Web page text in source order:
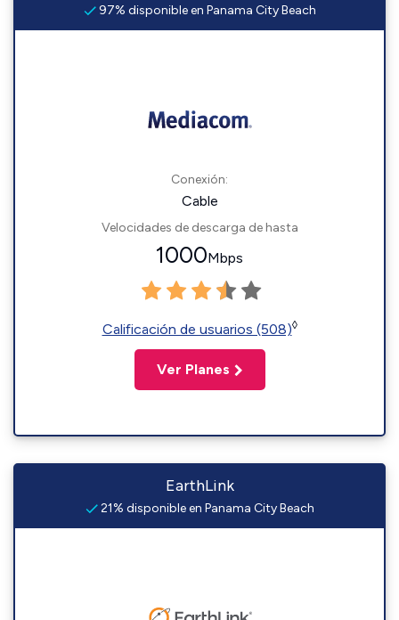
97% disponible en Panama City Beach
Conexión:
Cable
Velocidades de descarga de hasta
1000Mbps
Calificación de usuarios (508)◊
Ver Planes
EarthLink
21% disponible en Panama City Beach